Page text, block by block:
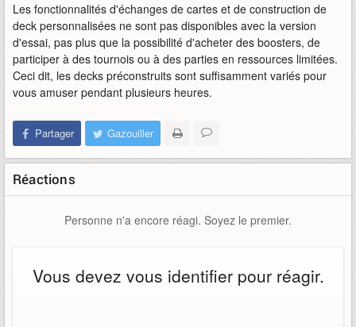
Les fonctionnalités d'échanges de cartes et de construction de
deck personnalisées ne sont pas disponibles avec la version
d'essai, pas plus que la possibilité d'acheter des boosters, de
participer à des tournois ou à des parties en ressources limitées.
Ceci dit, les decks préconstruits sont suffisamment variés pour
vous amuser pendant plusieurs heures.
Partager Gazouiller
Réactions
Personne n'a encore réagi. Soyez le premier.
Vous devez vous identifier pour réagir.